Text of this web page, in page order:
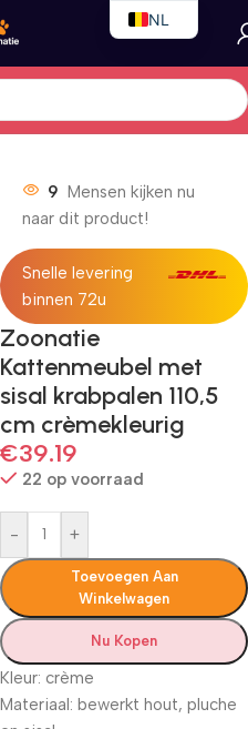
9 Mensen kijken nu
naar dit product!
Snelle levering
binnen 72u
Zoonatie
Kattenmeubel met
sisal krabpalen 110,5
cm crèmekleurig
€39.19
22 op voorraad
- +
Toevoegen Aan
Winkelwagen
Nu Kopen
Kleur: crème
Materiaal: bewerkt hout, pluche
NL